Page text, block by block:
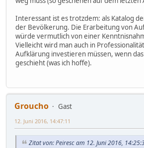
Interessant ist es trotzdem: als Katalog
der Bevölkerung. Die Erarbeitung von
würde vermutlich von einer
Vielleicht wird man auch in
Aufklärung investieren müssen, wenn
geschieht (was ich hoffe).
Groucho
Gast
12. Juni 2016, 14:47:11
Zitat von: Peiresc am 12. Juni 2016,